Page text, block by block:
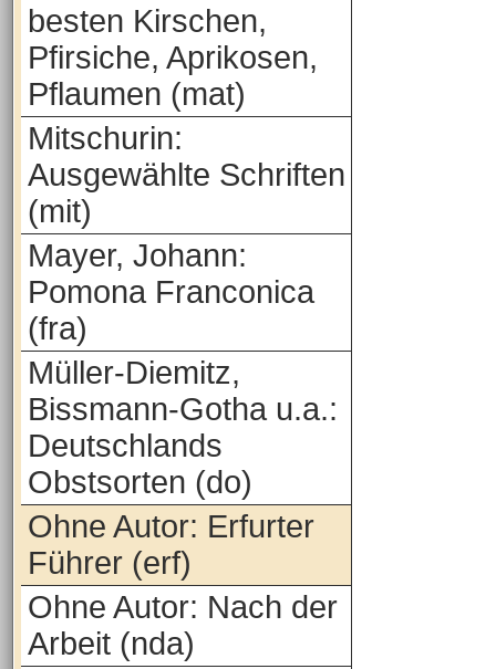
besten Kirschen,
Pfirsiche, Aprikosen,
Pflaumen (mat)
Mitschurin:
Ausgewählte Schriften
(mit)
Mayer, Johann:
Pomona Franconica
(fra)
Müller-Diemitz,
Bissmann-Gotha u.a.:
Deutschlands
Obstsorten (do)
Ohne Autor: Erfurter
Führer (erf)
Ohne Autor: Nach der
Arbeit (nda)